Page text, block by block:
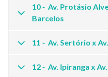
10 - Av. Protásio
Barcelos
11 - Av. Sertório x
12 - Av. Ipiranga x